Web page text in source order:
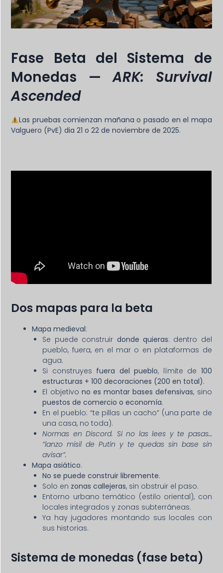
Fase Beta del Sistema de
Monedas —ARK: Survival
Ascended
Las pruebas comienzan mañana o pasado en el mapa
Valguero (PvE) dia 21 o 22 de noviembre de 2025.
Dos mapas para la beta
Mapa medieval:
Se puede construir donde quieras: dentro del
pueblo, fuera, en el mar o en plataformas de
agua.
Si construyes fuera del pueblo, límite de 100
estructuras + 100 decoraciones (200 en total).
El objetivo no es montar bases defensivas, sino
puestos de comercio o economía.
En el pueblo: “te pillas un cacho” (una parte de
una casa, no toda).
Normas en Discord. Si no las lees y te pasas…
“lanzo misil de Putin y te quedas sin base sin
avisar”.
Mapa asiático:
No se puede construir libremente.
Solo en zonas callejeras, sin obstruir el paso.
Entorno urbano temático (estilo oriental), con
locales integrados y zonas subterráneas.
Ya hay jugadores montando sus locales con
sus historias.
Sistema de monedas (fase beta)